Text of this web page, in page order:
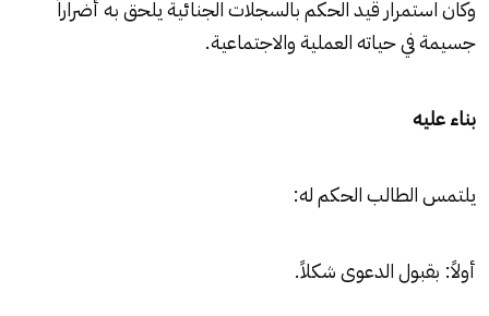
وكان استمرار قيد الحكم بالسجلات الجنائية يلحق به أضراراً
جسيمة في حياته العملية والاجتماعية.
بناء عليه
يلتمس الطالب الحكم له:
أولاً: بقبول الدعوى شكلاً.